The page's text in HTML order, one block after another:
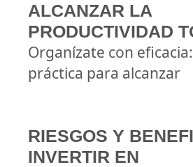
ALCANZAR LA
PRODUCTIVIDAD
Organízate con
práctica para alcanzar
RIESGOS Y
INVERTIR EN